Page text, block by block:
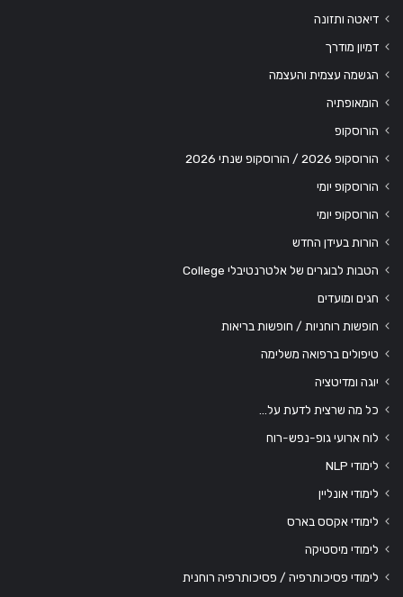
דיאטה ותזונה
דמיון מודרך
הגשמה עצמית והעצמה
הומאופתיה
הורוסקופ
הורוסקופ 2026 / הורוסקופ שנתי 2026
הורוסקופ יומי
הורוסקופ יומי
הורות בעידן החדש
הטבות לבוגרים של אלטרנטיבלי College
חגים ומועדים
חופשות רוחניות / חופשות בריאות
טיפולים ברפואה משלימה
יוגה ומדיטציה
כל מה שרצית לדעת על…
לוח ארועי גופ-נפש-רוח
לימודי NLP
לימודי אונליין
לימודי אקסס בארס
לימודי מיסטיקה
לימודי פסיכותרפיה / פסיכותרפיה רוחנית